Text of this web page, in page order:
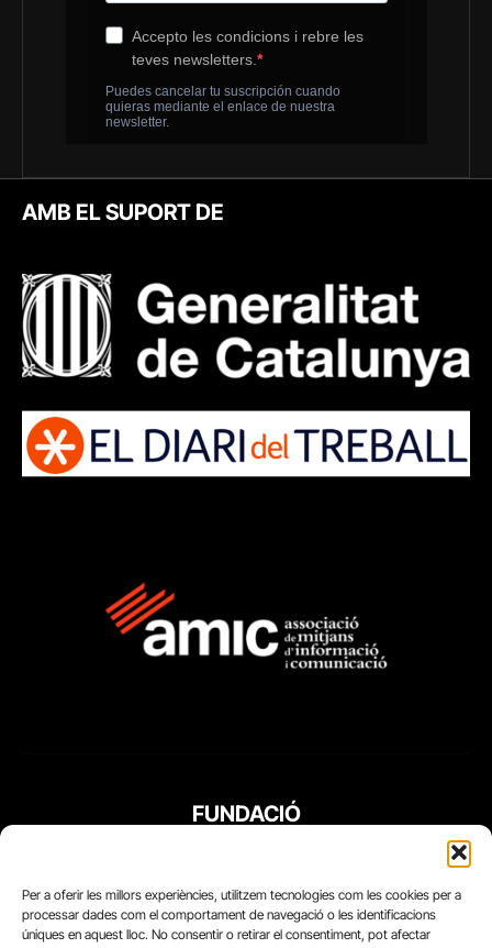
Per a oferir les millors experiències, utilitzem tecnologies com les cookies per a
processar dades com el comportament de navegació o les identificacions
úniques en aquest lloc. No consentir o retirar el consentiment, pot afectar
AMB EL SUPORT DE
FUNDACIÓ